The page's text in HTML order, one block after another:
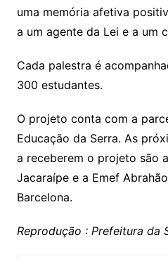
uma memória afetiva
a um agente da Lei e a um
Cada palestra é
300 estudantes.
O projeto conta com a
Educação da Serra. As
a receberem o projeto são
Jacaraípe e a Emef
Barcelona.
Reprodução : Prefeitura da